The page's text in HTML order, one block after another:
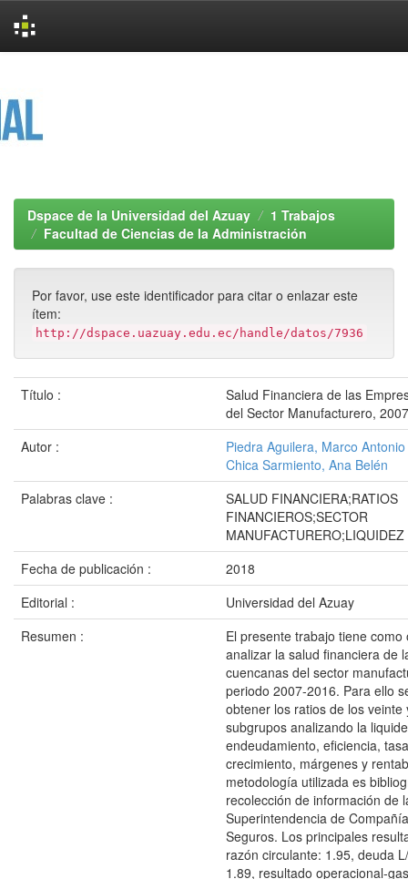
Dspace de la Universidad del Azuay
1 Trabajos
Facultad de Ciencias de la Administración
Por favor, use este identificador para citar o enlazar este
ítem:
http://dspace.uazuay.edu.ec/handle/datos/7936
Título :
Salud Financiera de las
del Sector Manufacturero,
Autor :
Piedra Aguilera, Marco Antonio
Chica Sarmiento, Ana Belén
Palabras clave :
SALUD FINANCIERA;RATIOS
FINANCIEROS;SECTOR
MANUFACTURERO;LIQUIDEZ
Fecha de publicación :
2018
Editorial :
Universidad del Azuay
Resumen :
El presente trabajo tiene como
analizar la salud financiera de
cuencanas del sector
periodo 2007-2016. Para ello
obtener los ratios de los veinte
subgrupos analizando la
endeudamiento, eficiencia,
crecimiento, márgenes y
metodología utilizada es
recolección de información de
Superintendencia de
Seguros. Los principales
razón circulante: 1.95, deuda
1.89, resultado operacional-